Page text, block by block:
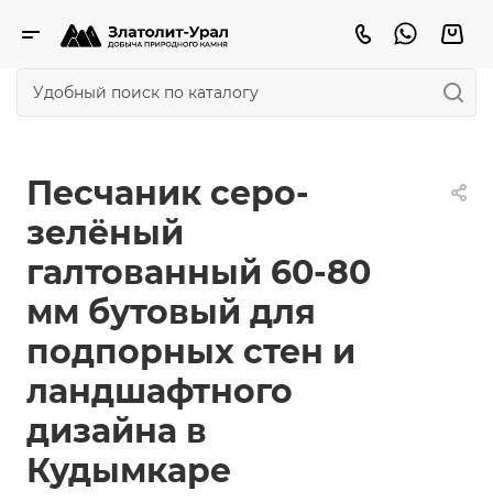
Песчаник серо-
зелёный
галтованный 60-80
мм бутовый для
подпорных стен и
ландшафтного
дизайна в
Кудымкаре